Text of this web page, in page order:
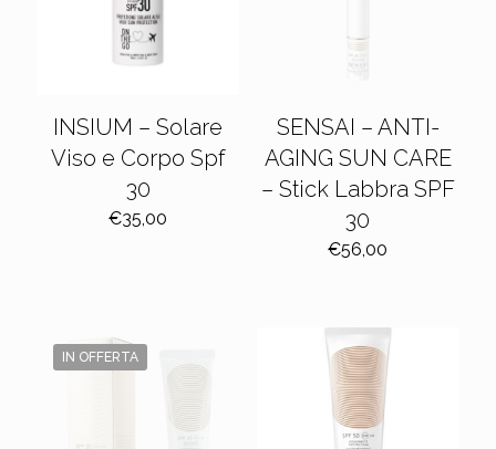
INSIUM – Solare
Viso e Corpo Spf
30
€35,00
SENSAI – ANTI-
AGING SUN CARE
– Stick Labbra SPF
30
€56,00
IN OFFERTA